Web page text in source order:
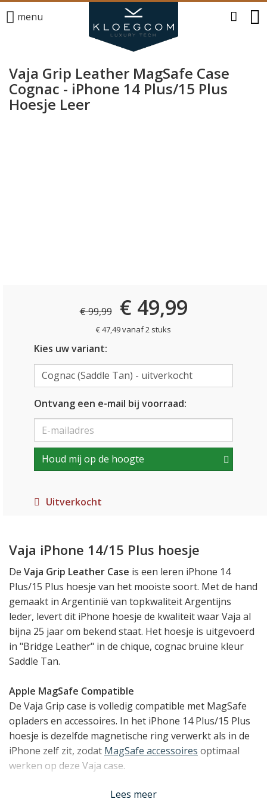
menu
Vaja Grip Leather MagSafe Case
Cognac - iPhone 14 Plus/15 Plus
Hoesje Leer
€ 99,99 € 49,99
€ 47,49 vanaf 2 stuks
Kies uw variant:
Ontvang een e-mail bij voorraad:
Houd mij op de hoogte
Uitverkocht
Vaja iPhone 14/15 Plus hoesje
De Vaja Grip Leather Case is een leren iPhone 14
Plus/15 Plus hoesje van het mooiste soort. Met de hand
gemaakt in Argentinië van topkwaliteit Argentijns
leder, levert dit iPhone hoesje de kwaliteit waar Vaja al
bijna 25 jaar om bekend staat. Het hoesje is uitgevoerd
in "Bridge Leather" in de chique, cognac bruine kleur
Saddle Tan.
Apple MagSafe Compatible
De Vaja Grip case is volledig compatible met MagSafe
opladers en accessoires. In het iPhone 14 Plus/15 Plus
hoesje is dezelfde magnetische ring verwerkt als in de
iPhone zelf zit, zodat MagSafe accessoires optimaal
werken op deze Vaja case.
Lees meer